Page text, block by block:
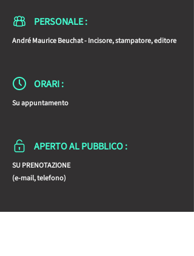
PERSONALE :
André Maurice Beuchat - Incisore, stampatore, editore
ORARI :
Su appuntamento
APERTO AL PUBBLICO :
SU PRENOTAZIONE
(e-mail, telefono)